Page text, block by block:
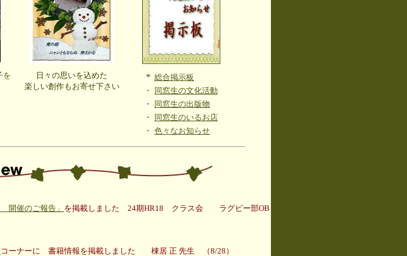
を
日々の思いを込めた
楽しい創作もお寄せ下さい
* 総合掲示板
・
同窓生の文化活動
・
同窓生の出版物
・
同窓生のいるお店
・ 色々なお知らせ
開催のご報告」 を掲載しました 24期HR18 クラス会 ラグビー部OB
コーナーに 書籍情報を掲載しました 棟居 正 先生 （8/28）